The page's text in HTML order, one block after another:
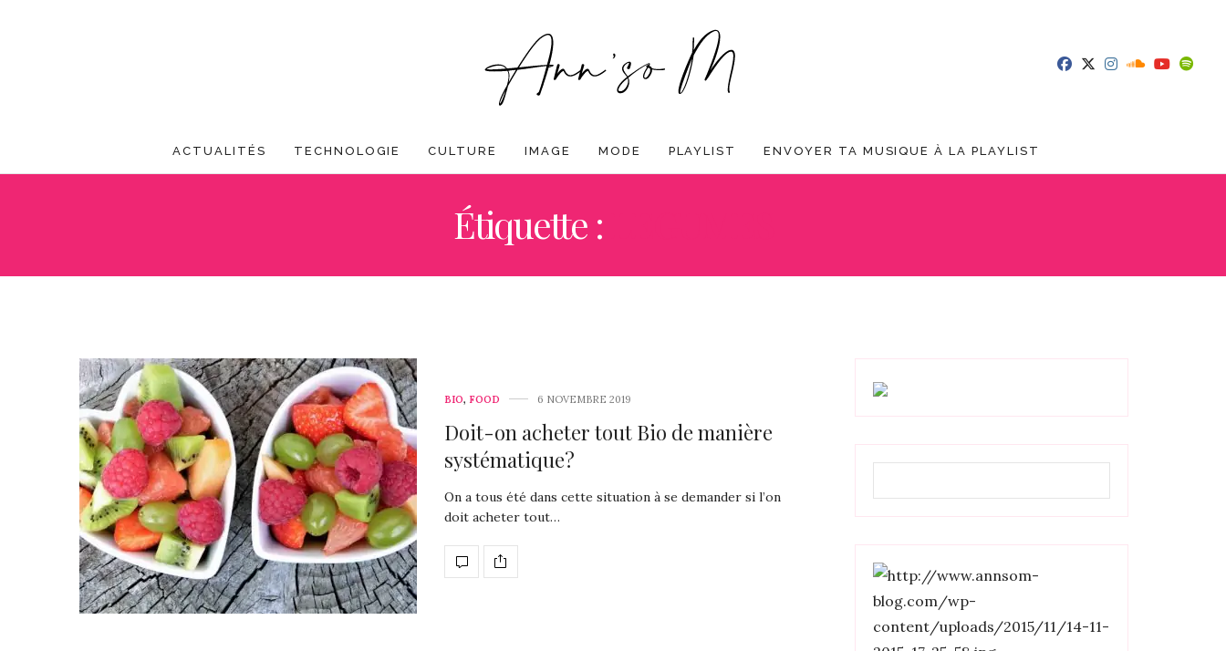
ACTUALITÉS TECHNOLOGIE CULTURE IMAGE MODE PLAYLIST ENVOYER TA MUSIQUE À LA PLAYLIST
Étiquette :
BIO, FOOD 6 NOVEMBRE 2019
Doit-on acheter tout Bio de manière
systématique?
On a tous été dans cette situation à se demander si l’on
doit acheter tout…